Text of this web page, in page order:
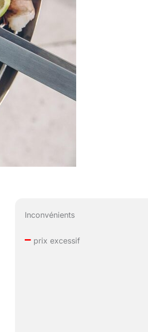
Inconvénients
– prix excessif